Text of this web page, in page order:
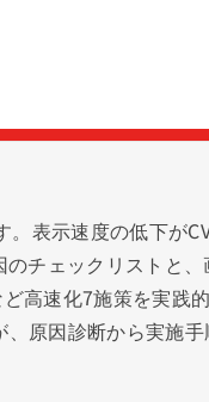
表示速度の低下が
チェックリストと、
高速化7施策を実践
、原因診断から実施